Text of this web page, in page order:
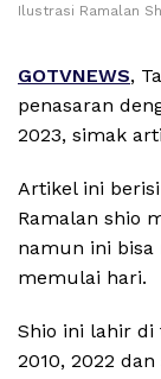
Ilustrasi Ramalan
GOTVNEWS,
penasaran
2023, simak
Artikel ini
Ramalan shio
namun ini
memulai hari.
Shio ini lahir di
2010, 2022